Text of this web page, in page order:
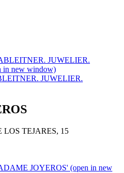
JUWELIER.
new window)
JUWELIER.
TEJARES, 15
JOYEROS' (open in new